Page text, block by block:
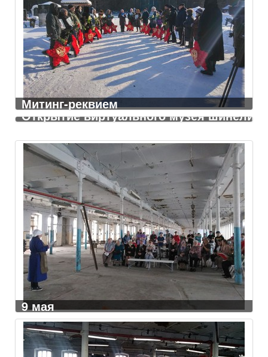
Митинг-реквием
Открытие виртуального музея шинели
9 мая